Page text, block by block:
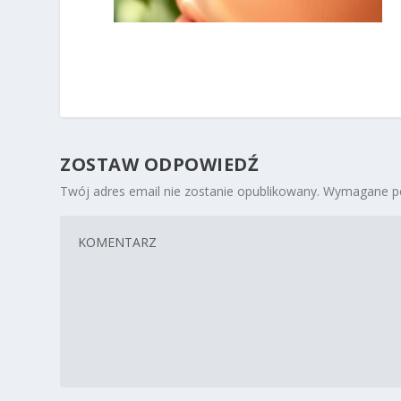
ZOSTAW ODPOWIEDŹ
Twój adres email nie zostanie opublikowany. Wymagane